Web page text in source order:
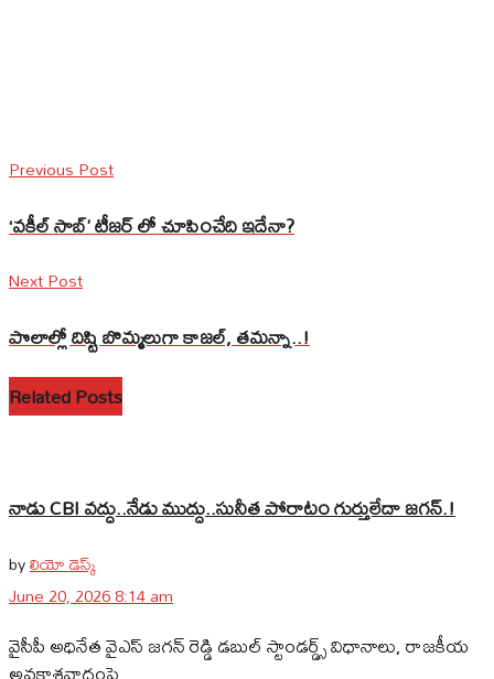
Previous Post
‘వ‌కీల్ సాబ్’ టీజ‌ర్ లో చూపించేది ఇదేనా?
Next Post
పొలాల్లో దిష్టి బొమ్మ‌లుగా కాజ‌ల్, త‌మ‌న్నా..!
Related Posts
నాడు CBI వద్దు..నేడు ముద్దు..సునీత పోరాటం గుర్తులేదా జగన్.!
byలియో డెస్క్
June 20, 2026 8:14 am
వైసీపీ అధినేత వైఎస్ జగన్ రెడ్డి డబుల్ స్టాండర్డ్స్‌ విధానాలు, రాజకీయ